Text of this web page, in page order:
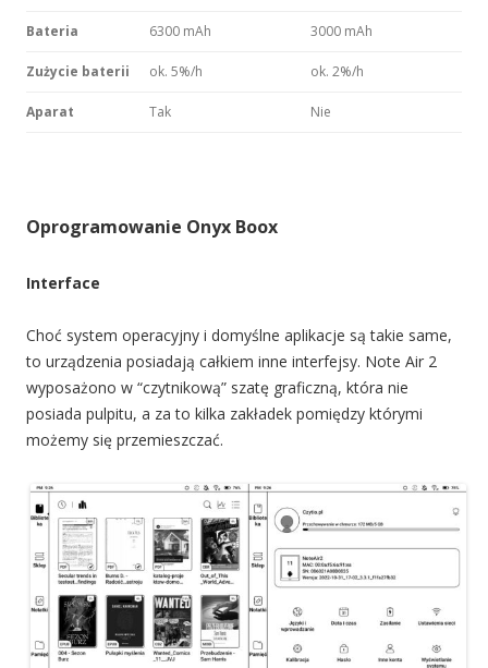
Bateria 6300 mAh 3000 mAh
Zużycie baterii ok. 5%/h ok. 2%/h
Aparat Tak Nie
Oprogramowanie Onyx Boox
Interface
Choć system operacyjny i domyślne aplikacje są takie same,
to urządzenia posiadają całkiem inne interfejsy. Note Air 2
wyposażono w “czytnikową” szatę graficzną, która nie
posiada pulpitu, a za to kilka zakładek pomiędzy którymi
możemy się przemieszczać.